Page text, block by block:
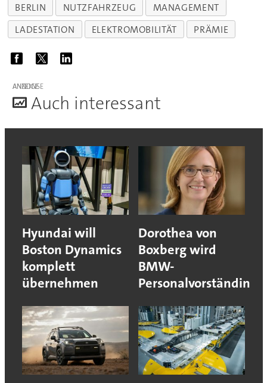
BERLIN NUTZFAHRZEUG
MANAGEMENT
LADESTATION
ELEKTROMOBILITÄT PRÄMIE
ANZEIGE
Auch interessant
Hyundai will
Boston Dynamics
komplett
übernehmen
Dorothea von
Boxberg wird
BMW-
Personalvorständin